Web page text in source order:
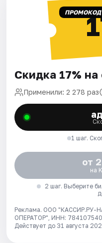
ПРОМОКОД
Скидка 17%
Применили: 2 278 раз
1 шаг.
от
на
2 шаг. Выберите
Реклама. ООО
ОПЕРАТОР", ИНН:
Действует до 31 августа